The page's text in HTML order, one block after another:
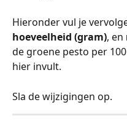
Hieronder vul je
hoeveelheid (gram), en
de groene pesto per
hier invult.
Sla de wijzigingen op.